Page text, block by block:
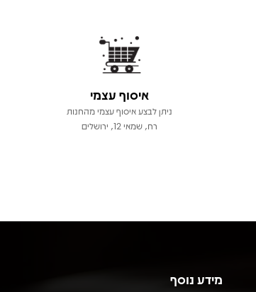
איסוף עצמי
ניתן לבצע איסוף עצמי מהחנות
רח, שמאי 12, ירושלים
מידע נוסף